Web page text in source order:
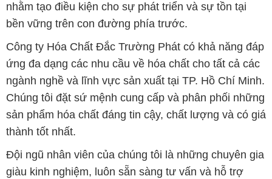
nhằm tạo điều kiện cho sự phát triển và sự tồn tại
bền vững trên con đường phía trước.
Công ty Hóa Chất Đắc Trường Phát có khả năng đáp
ứng đa dạng các nhu cầu về hóa chất cho tất cả các
ngành nghề và lĩnh vực sản xuất tại TP. Hồ Chí Minh.
Chúng tôi đặt sứ mệnh cung cấp và phân phối những
sản phẩm hóa chất đáng tin cậy, chất lượng và có giá
thành tốt nhất.
Đội ngũ nhân viên của chúng tôi là những chuyên gia
giàu kinh nghiệm, luôn sẵn sàng tư vấn và hỗ trợ